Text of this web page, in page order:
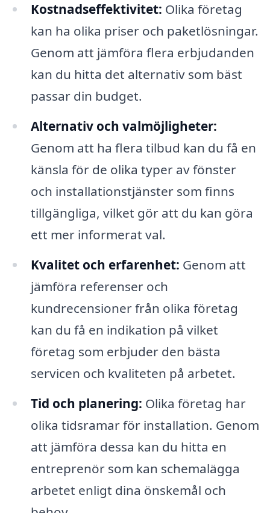
Kostnadseffektivitet: Olika företag
kan ha olika priser och paketlösningar.
Genom att jämföra flera erbjudanden
kan du hitta det alternativ som bäst
passar din budget.
Alternativ och valmöjligheter:
Genom att ha flera tilbud kan du få en
känsla för de olika typer av fönster
och installationstjänster som finns
tillgängliga, vilket gör att du kan göra
ett mer informerat val.
Kvalitet och erfarenhet: Genom att
jämföra referenser och
kundrecensioner från olika företag
kan du få en indikation på vilket
företag som erbjuder den bästa
servicen och kvaliteten på arbetet.
Tid och planering: Olika företag har
olika tidsramar för installation. Genom
att jämföra dessa kan du hitta en
entreprenör som kan schemalägga
arbetet enligt dina önskemål och